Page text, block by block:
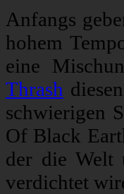
Anfangs
hohem
eine
Thrash
schwierigen
Of Black
der die Welt
verdichtet